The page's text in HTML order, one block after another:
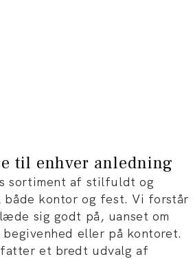
til enhver anledning
sortiment af stilfuldt og
kontor og fest. Vi forstår
sig godt på, uanset om
eller på kontoret.
et bredt udvalg af